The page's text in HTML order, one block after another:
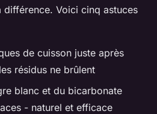
Voici cinq astuces
de cuisson juste après
résidus ne brûlent
blanc et du bicarbonate
- naturel et efficace